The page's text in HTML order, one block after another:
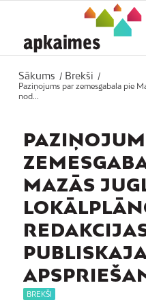
Sākums / Brekši
/
Paziņojums par zemesgabala pie
nod...
MAZĀS
BREKŠI